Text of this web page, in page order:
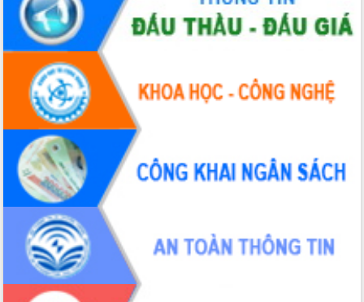
HĐND tỉnh thông qua điều chỉnh Quy
hoạch tỉnh thời kỳ 2021-2030
Hội thảo góp ý hồ sơ điều chỉnh quy
hoạch tỉnh Đắk Lắk thời kỳ 2021-2030,
tầm nhìn đến năm 2050
Nâng cao hiệu quả hoạt động của các
doanh nghiệp nhà nước
Hội nghị triển khai kết nối mạng
truyền số liệu chuyên dùng phục vụ cơ
quan Đảng, Nhà nước
Lễ phát động chuỗi hoạt động chung
tay làm sạch môi trường
Xã Ea Kar bước chuyển mình trong
công tác cải cách hành chính mô hình
mới
UBND tỉnh họp báo định kỳ tháng 4
năm 2026